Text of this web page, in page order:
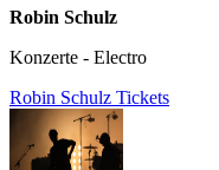
Robin Schulz
Konzerte - Electro
Robin Schulz Tickets